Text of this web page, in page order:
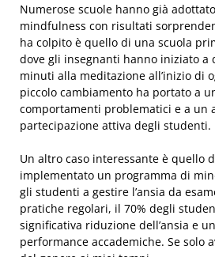
Numerose scuole hanno già
mindfulness con risultati
ha colpito è quello di una scuola
dove gli insegnanti hanno iniziato a
minuti alla meditazione all’inizio di
piccolo cambiamento ha portato a
comportamenti problematici e a un
partecipazione attiva degli studenti.
Un altro caso interessante è quello
implementato un programma di
gli studenti a gestire l’ansia da
pratiche regolari, il 70% degli
significativa riduzione dell’ansia e
performance accademiche. Se solo